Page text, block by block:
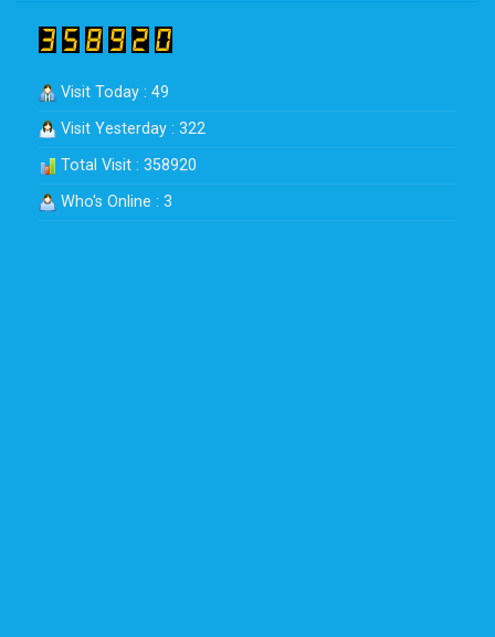
Visit Today : 49
Visit Yesterday : 322
Total Visit : 358920
Who's Online : 3